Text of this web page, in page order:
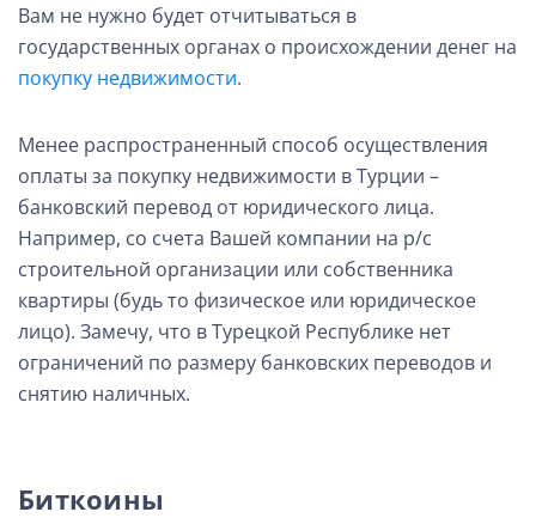
Вам не нужно будет отчитываться в
государственных органах о происхождении денег на
покупку недвижимости.
Менее распространенный способ осуществления
оплаты за покупку недвижимости в Турции –
банковский перевод от юридического лица.
Например, со счета Вашей компании на р/с
строительной организации или собственника
квартиры (будь то физическое или юридическое
лицо). Замечу, что в Турецкой Республике нет
ограничений по размеру банковских переводов и
снятию наличных.
Биткоины